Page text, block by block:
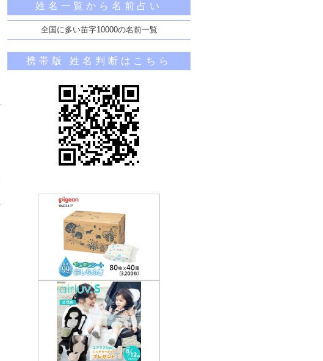
姓名一覧から名前占い
全国に多い苗字10000の名前一覧
携帯版 姓名判断はこちら